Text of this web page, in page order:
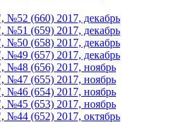
№52 (660) 2017, декабрь
№51 (659) 2017, декабрь
№50 (658) 2017, декабрь
№49 (657) 2017, декабрь
№48 (656) 2017, ноябрь
№47 (655) 2017, ноябрь
№46 (654) 2017, ноябрь
№45 (653) 2017, ноябрь
№44 (652) 2017, октябрь